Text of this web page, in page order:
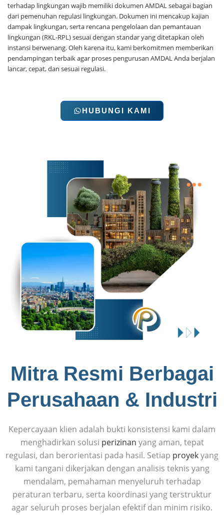
terhadap lingkungan wajib memiliki dokumen AMDALsebagai bagian
dari pemenuhan regulasi lingkungan. Dokumen ini mencakup kajian
dampak lingkungan, serta rencana pengelolaan dan pemantauan
lingkungan (RKL-RPL) sesuai dengan standar yang ditetapkan oleh
instansi berwenang. Oleh karena itu, kami berkomitmen memberikan
pendampingan terbaik agar proses pengurusan AMDAL Anda berjalan
lancar, cepat, dan sesuai regulasi.
HUBUNGI KAMI
Mitra Resmi Berbagai
Perusahaan & Industri
Kepercayaan klien adalah bukti konsistensi kami dalam
menghadirkan solusi perizinan yang aman, tepat
regulasi, dan berorientasi pada hasil. Setiap proyekyang
kami tangani dikerjakan dengan analisis teknis yang
mendalam, pemahaman menyeluruh terhadap
peraturan terbaru, serta koordinasi yang terstruktur
agar seluruh proses berjalan efektif dan minim risiko.